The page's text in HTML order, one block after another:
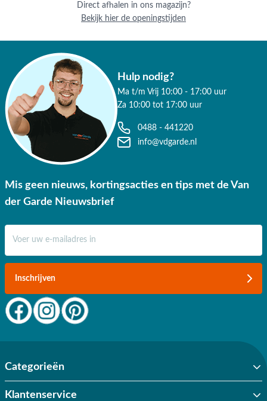
Waarom kopen bij Van der Garde
✔ 80 jaar ervaring
✔ Persoonlijk advies van specialisten
✔ 9.4/10 uit 19.500+ klantbeoordelingen
✔ Gratis verzending vanaf €50,-
✔ 3 fysieke showrooms
Direct afhalen in ons magazijn?
Bekijk hier de openingstijden
Hulp nodig?
Ma t/m Vrij 10:00 - 17:00 uur
Za 10:00 tot 17:00 uur
0488 - 441220
info@vdgarde.nl
Mis geen nieuws, kortingsacties en tips met de Van
der Garde Nieuwsbrief
Inschrijven
Categorieën
Klantenservice